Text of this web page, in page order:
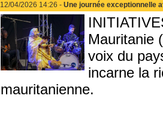
12/04/2026 14:26 - Une journée exceptionnelle
Mauritanie
voix du
incarne la
mauritanienne.